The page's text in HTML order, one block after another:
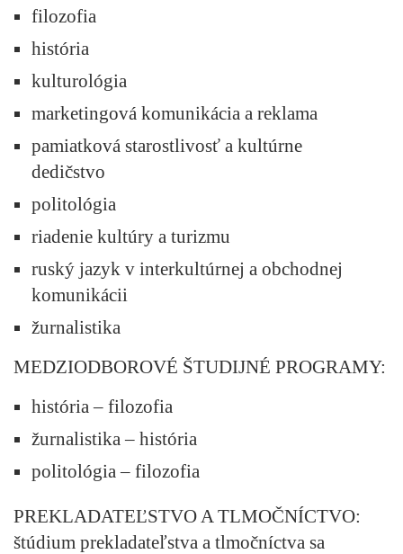
filozofia
história
kulturológia
marketingová komunikácia a reklama
pamiatková starostlivosť a kultúrne
dedičstvo
politológia
riadenie kultúry a turizmu
ruský jazyk v interkultúrnej a obchodnej
komunikácii
žurnalistika
MEDZIODBOROVÉ ŠTUDIJNÉ PROGRAMY:
história – filozofia
žurnalistika – história
politológia – filozofia
PREKLADATEĽSTVO A TLMOČNÍCTVO:
štúdium prekladateľstva a tlmočníctva sa